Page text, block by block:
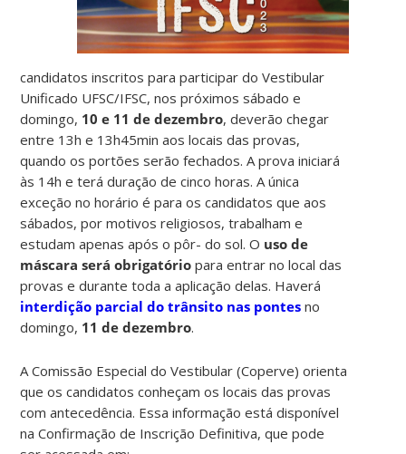
candidatos inscritos para participar do Vestibular
Unificado UFSC/IFSC, nos próximos sábado e
domingo, 10 e 11 de dezembro, deverão chegar
entre 13h e 13h45min aos locais das provas,
quando os portões serão fechados. A prova iniciará
às 14h e terá duração de cinco horas. A única
exceção no horário é para os candidatos que aos
sábados, por motivos religiosos, trabalham e
estudam apenas após o pôr- do sol. O uso de
máscara será obrigatório para entrar no local das
provas e durante toda a aplicação delas. Haverá
interdição parcial do trânsito nas pontes no
domingo, 11 de dezembro.
A Comissão Especial do Vestibular (Coperve) orienta
que os candidatos conheçam os locais das provas
com antecedência. Essa informação está disponível
na Confirmação de Inscrição Definitiva, que pode